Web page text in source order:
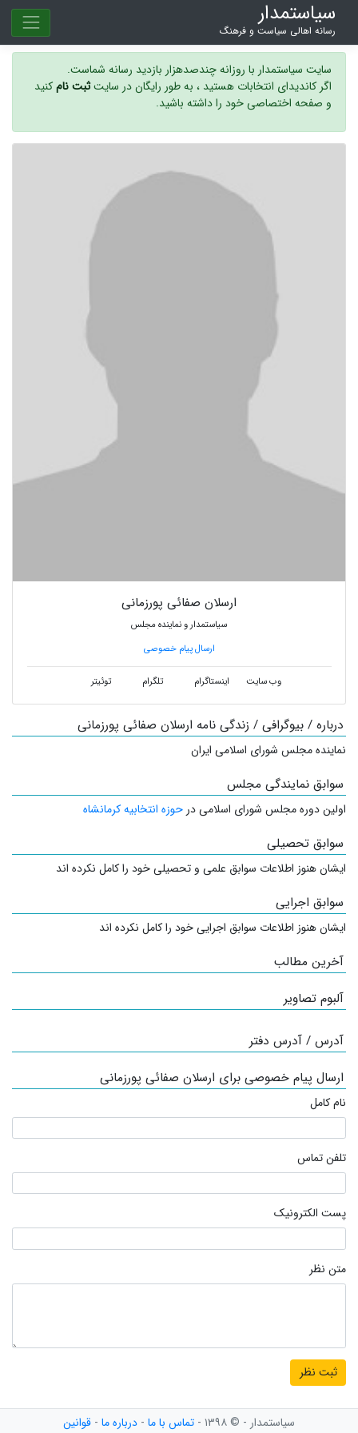
سیاستمدار
رسانه اهالی سیاست و فرهنگ
سایت سیاستمدار با روزانه چندصدهزار بازدید رسانه شماست.
اگر کاندیدای انتخابات هستید ، به طور رایگان در سایتثبت نامکنید
و صفحه اختصاصی خود را داشته باشید.
ارسلان صفائی پورزمانی
سیاستمدار و نماینده مجلس
ارسال پیام خصوصی
وب سایت اینستاگرام تلگرام توئیتر
درباره / بیوگرافی / زندگی نامه ارسلان صفائی پورزمانی
نماینده مجلس شورای اسلامی ایران
سوابق نمایندگی مجلس
اولین دوره مجلس شورای اسلامی در حوزه انتخابیه کرمانشاه
سوابق تحصیلی
ایشان هنوز اطلاعات سوابق علمی و تحصیلی خود را کامل نکرده اند
سوابق اجرایی
ایشان هنوز اطلاعات سوابق اجرایی خود را کامل نکرده اند
آخرین مطالب
آلبوم تصاویر
آدرس / آدرس دفتر
ارسال پیام خصوصی برای ارسلان صفائی پورزمانی
نام کامل
تلفن تماس
پست الکترونیک
متن نظر
سیاستمدار - © ۱۳۹۸ - تماس با ما - درباره ما - قوانین